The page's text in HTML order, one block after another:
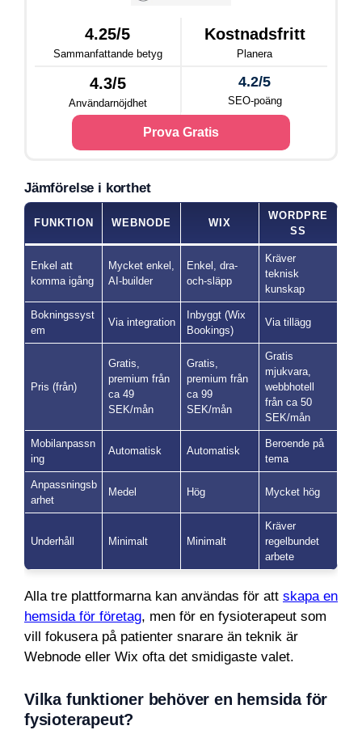
4.25/5
Sammanfattande betyg
Kostnadsfritt
Planera
4.3/5
Användarnöjdhet
4.2/5
SEO-poäng
Prova Gratis
Jämförelse i korthet
FUNKTION WEBNODE WIX
WORDPRE
SS
Enkel att
komma igång
Mycket enkel,
AI-builder
Enkel, dra-
och-släpp
Kräver
teknisk
kunskap
Bokningssyst
em
Via integration
Inbyggt (Wix
Bookings)
Via tillägg
Pris (från)
Gratis,
premium från
ca 49
SEK/mån
Gratis,
premium från
ca 99
SEK/mån
Gratis
mjukvara,
webbhotell
från ca 50
SEK/mån
Mobilanpassn
ing
Automatisk Automatisk
Beroende på
tema
Anpassningsb
arhet
Medel Hög Mycket hög
Underhåll Minimalt Minimalt
Kräver
regelbundet
arbete
Alla tre plattformarna kan användas för att skapa en
hemsida för företag, men för en fysioterapeut som
vill fokusera på patienter snarare än teknik är
Webnode eller Wix ofta det smidigaste valet.
Vilka funktioner behöver en hemsida för
fysioterapeut?